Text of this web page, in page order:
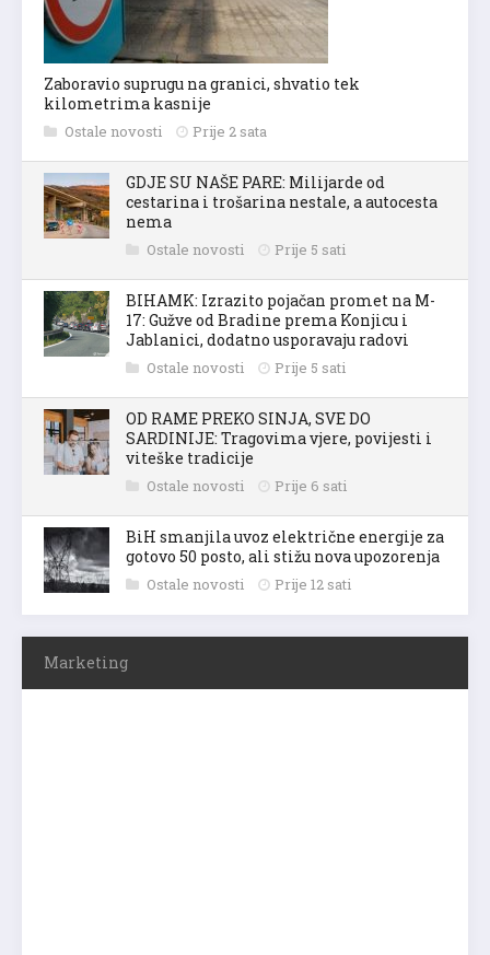
Zaboravio suprugu na granici, shvatio tek
kilometrima kasnije
Ostale novosti Prije 2 sata
GDJE SU NAŠE PARE: Milijarde od
cestarina i trošarina nestale, a autocesta
nema
Ostale novosti Prije 5 sati
BIHAMK: Izrazito pojačan promet na M-
17: Gužve od Bradine prema Konjicu i
Jablanici, dodatno usporavaju radovi
Ostale novosti Prije 5 sati
OD RAME PREKO SINJA, SVE DO
SARDINIJE: Tragovima vjere, povijesti i
viteške tradicije
Ostale novosti Prije 6 sati
BiH smanjila uvoz električne energije za
gotovo 50 posto, ali stižu nova upozorenja
Ostale novosti Prije 12 sati
Marketing